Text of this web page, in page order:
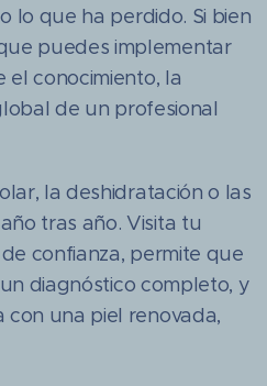
lo que ha perdido. Si bien
puedes implementar
el conocimiento, la
de un profesional
la deshidratación o las
tras año. Visita tu
confianza, permite que
diagnóstico completo, y
una piel renovada,